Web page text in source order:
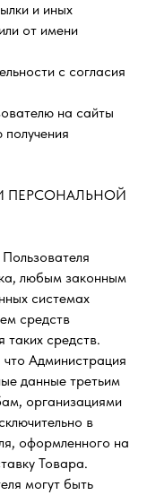
и иных
от имени
с согласия
на сайты
ПЕРСОНАЛЬНОЙ
любым законным
системах
средств
таких средств.
Администрация
данные третьим
организациями
в
оформленного на
Товара.
могут быть